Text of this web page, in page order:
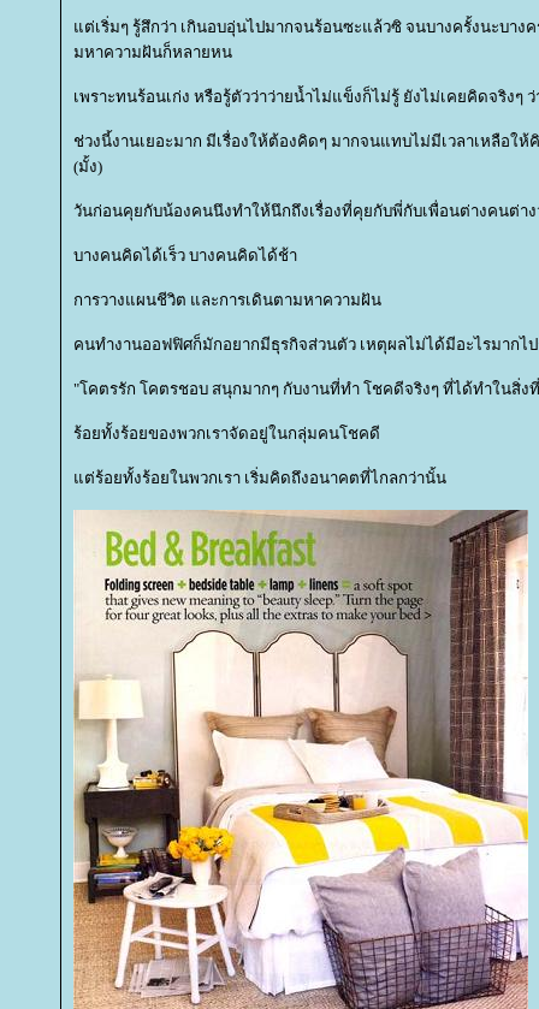
ต่เริ่มๆ รู้สึกว่า เกินอบอุ่นไปมากจนร้อนซะแล้วซิ จนบางครั้งนะบาง
มหาความฝันก็หลายหน
เพราะทนร้อนเก่ง หรือรู้ตัวว่าว่ายน้ำไม่แข็งก็ไม่รู้ ยังไม่เคยคิดจริงๆ ว่
ช่วงนี้งานเยอะมาก มีเรื่องให้ต้องคิดๆ มากจนแทบไม่มีเวลาเหลือให้
(มั้ง)
วันก่อนคุยกับน้องคนนึงทำให้นึกถึงเรื่องที่คุยกับพี่กับเพื่อนต่างคนต่า
บางคนคิดได้เร็ว บางคนคิดได้ช้า
การวางแผนชีวิต และการเดินตามหาความฝัน
คนทำงานออฟฟิศก็มักอยากมีธุรกิจส่วนตัว เหตุผลไม่ได้มีอะไรมากไป
"โคตรรัก โคตรชอบ สนุกมากๆ กับงานที่ทำ โชคดีจริงๆ ที่ได้ทำในสิ่ง
ร้อยทั้งร้อยของพวกเราจัดอยู่ในกลุ่มคนโชคดี
ต่ร้อยทั้งร้อยในพวกเรา เริ่มคิดถึงอนาคตที่ไกลกว่านั้น